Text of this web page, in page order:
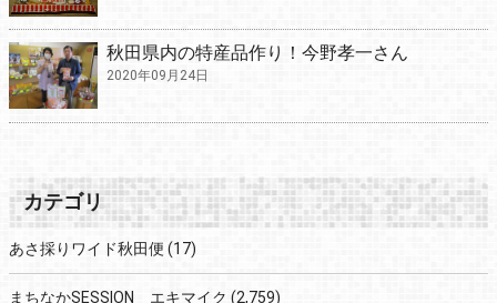
秋田県内の特産品作り！今野孝一さん
2020年09月24日
カテゴリ
あさ採りワイド秋田便 (17)
まちなかSESSION エキマイク (2,759)